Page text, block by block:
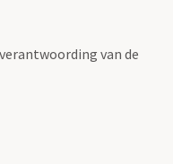
van de